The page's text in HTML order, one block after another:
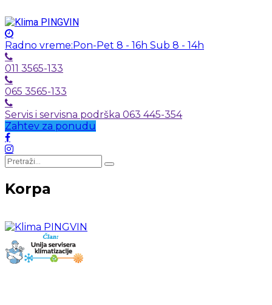
Radno vreme:Pon-Pet 8 - 16h Sub 8 - 14h
011 3565-133
065 3565-133
Servis i servisna podrška 063 445-354
Zahtev za ponudu
Korpa